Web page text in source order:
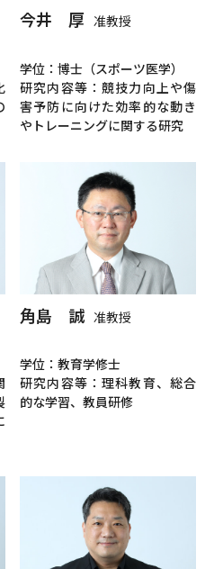
今井 厚 准教授
学位：博士（スポーツ医学）
研究内容等：競技力向上や傷
害予防に向けた効率的な動き
やトレーニングに関する研究
角島 誠 准教授
学位：教育学修士
研究内容等：理科教育、総合
的な学習、教員研修